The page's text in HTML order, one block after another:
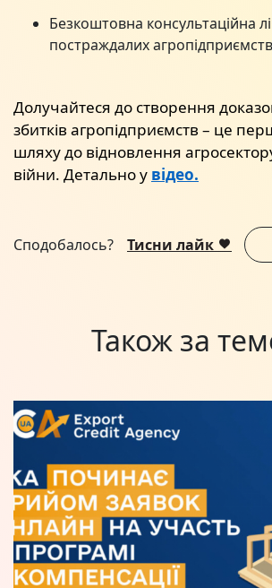
Безкоштовна консультаційна
постраждалих
Долучайтеся до створення
збитків агропідприємств – це
шляху до відновлення агросектору
війни. Детально у відео.
Сподобалось? Тисни лайк
Також за